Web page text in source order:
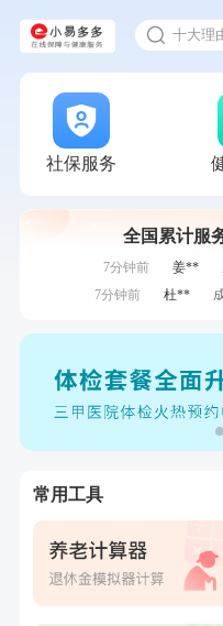
入职体
甲状腺
社保服务
全国累计服
刚刚 林**
购买
1分钟前
郑**
1分钟前
华**
2分钟前
2分钟前
4分钟前
6分钟前
谭**
购
7分钟前
姜**
7分钟前
杜**
常用工具